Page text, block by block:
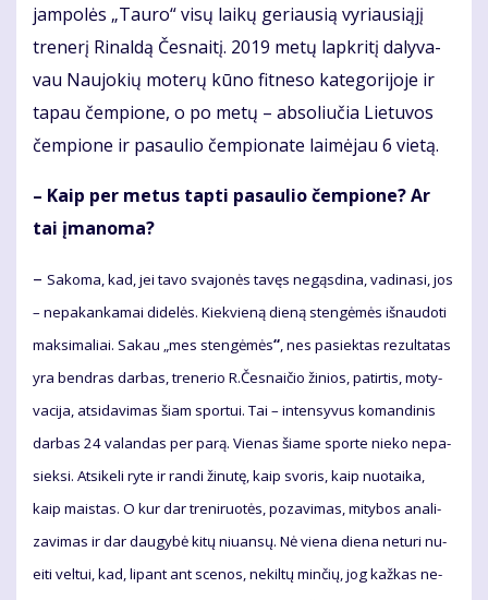
jam­po­lės „Tau­ro“ vi­sų lai­kų ge­riau­sią vy­riau­si­ą­jį
tre­ne­rį Ri­nal­dą Čes­nai­tį. 2019 me­tų lap­kri­tį da­ly­va­
vau Nau­jo­kių mo­te­rų kū­no fit­ne­so ka­te­go­ri­jo­je ir
ta­pau čem­pio­ne, o po me­tų – ab­so­liu­čia Lie­tu­vos
čem­pio­ne ir pa­sau­lio čem­pio­na­te lai­mė­jau 6 vie­tą.
– Kaip per me­tus tap­ti pa­sau­lio čem­pio­ne? Ar
tai įma­no­ma?
– Sa­ko­ma, kad, jei ta­vo sva­jo­nės ta­vęs ne­gąs­di­na, va­di­na­si, jos
– ne­pa­kan­ka­mai di­de­lės. Kiek­vie­ną die­ną sten­gė­mės iš­nau­do­ti
mak­si­ma­liai. Sa­kau „mes sten­gė­mės“, nes pa­siek­tas re­zul­ta­tas
yra ben­dras dar­bas, tre­ne­rio R.Čes­nai­čio ži­nios, pa­tir­tis, mo­ty­
va­ci­ja, at­si­da­vi­mas šiam spor­tui. Tai – in­ten­sy­vus ko­man­di­nis
dar­bas 24 va­lan­das per pa­rą. Vie­nas šia­me spor­te nie­ko ne­pa­
siek­si. At­si­ke­li ry­te ir ran­di ži­nu­tę, kaip svo­ris, kaip nuo­tai­ka,
kaip mais­tas. O kur dar tre­ni­ruo­tės, po­za­vi­mas, mi­ty­bos ana­li­
za­vi­mas ir dar dau­gy­bė ki­tų niu­an­sų. Nė vie­na die­na ne­tu­ri nu­
ei­ti vel­tui, kad, li­pant ant sce­nos, ne­kil­tų min­čių, jog kaž­kas ne­